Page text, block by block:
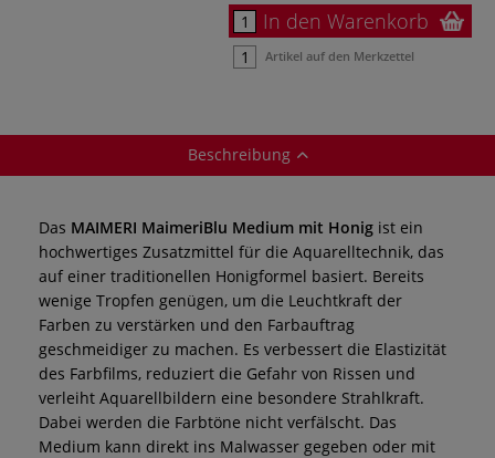
In den Warenkorb
Artikel auf den Merkzettel
Beschreibung
Das MAIMERI MaimeriBlu Medium mit Honig ist ein
hochwertiges Zusatzmittel für die Aquarelltechnik, das
auf einer traditionellen Honigformel basiert. Bereits
wenige Tropfen genügen, um die Leuchtkraft der
Farben zu verstärken und den Farbauftrag
geschmeidiger zu machen. Es verbessert die Elastizität
des Farbfilms, reduziert die Gefahr von Rissen und
verleiht Aquarellbildern eine besondere Strahlkraft.
Dabei werden die Farbtöne nicht verfälscht. Das
Medium kann direkt ins Malwasser gegeben oder mit